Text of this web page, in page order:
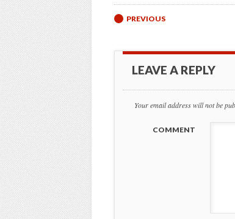
Post
PREVIOUS
LEAVE A REPLY
Your email address will not be
COMMENT